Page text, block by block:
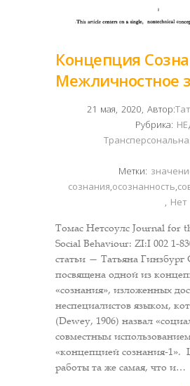
Концепция
Межличностное
21 мая, 2020, Автор:
Рубрика:
Метки:
сознания,осознанность,
,
Томас Нетсоулс Journal for
Social Behaviour: ZI:I 002 1-
статьи — Татьяна Гинзбург
посвящена одной из
«сознания», изложенных
неспециалистов языком,
(Dewey, 1906) назвал
совместным
«концепцией сознания-1».
работы та же самая, что и…